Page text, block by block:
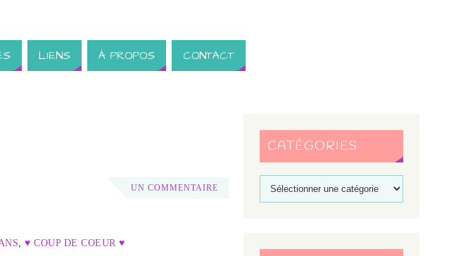
LIENS À PROPOS CONTACT
UN COMMENTAIRE
♥ COUP DE COEUR ♥
CATÉGORIES